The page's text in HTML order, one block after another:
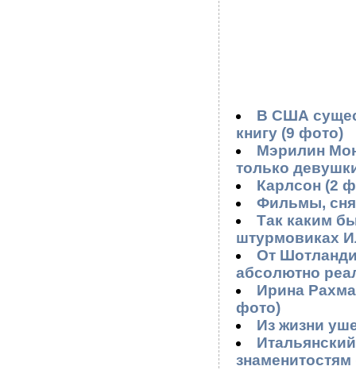
В США
книгу (9 фото)
Мэрилин
только
Карлсон (2
Фильмы,
Так каким
штурмовиках
От
абсолютно
Ирина
фото)
Из жизни